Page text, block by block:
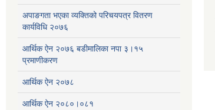
अपाङगता भएका व्यक्तिको परिचयपत्र वितरण
कार्यविधि २०७६
आर्थिक ऐन २०७६ बडीमालिका नपा ३।१५
प्रमाणीकरण
आर्थिक ऐन २०७८
आर्थिक ऐन २०८०।०८१